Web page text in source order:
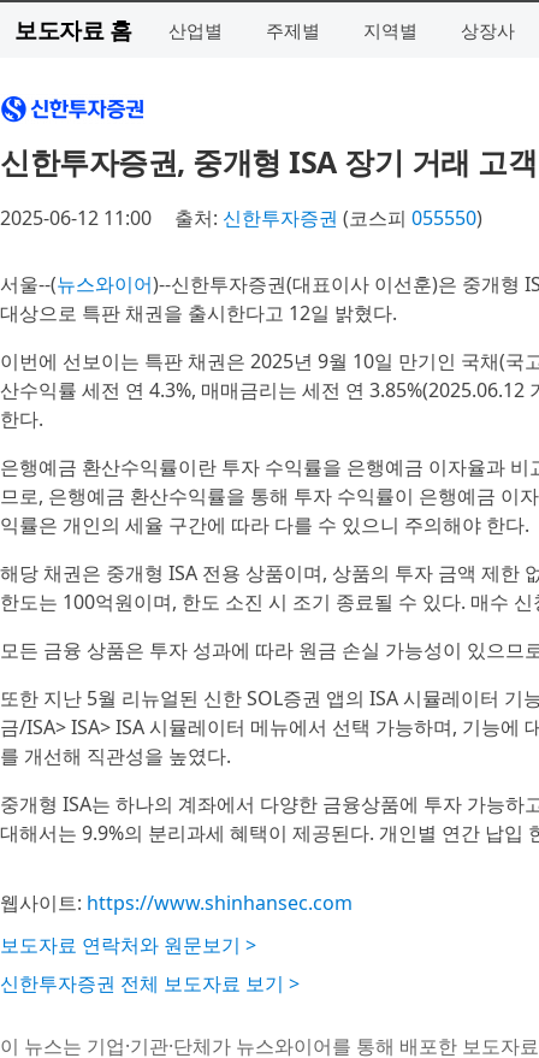
보도자료 홈 산업별 주제별 지역별 상장사
신한투자증권, 중개형 ISA 장기 거래 고객
2025-06-12 11:00 출처: 신한투자증권 (코스피 055550)
서울--(뉴스와이어)--신한투자증권(대표이사 이선훈)은 중개형
대상으로 특판 채권을 출시한다고 12일 밝혔다.
이번에 선보이는 특판 채권은 2025년 9월 10일 만기인 국채(
산수익률 세전 연 4.3%, 매매금리는 세전 연
한다.
은행예금 환산수익률이란 투자 수익률을 은행예금 이자율과
므로, 은행예금 환산수익률을 통해 투자 수익률이 은행예금 이
익률은 개인의 세율 구간에 따라 다를 수 있으니 주의해야 한다.
해당 채권은 중개형 ISA 전용 상품이며, 상품의 투자 금액 제한
한도는 100억원이며, 한도 소진 시 조기 종료될 수 있다. 매수
모든 금융 상품은 투자 성과에 따라 원금 손실 가능성이 있으므
또한 지난 5월 리뉴얼된 신한 SOL증권 앱의 ISA 시뮬레이터
금/ISA> ISA> ISA 시뮬레이터 메뉴에서 선택 가능하며, 기능
를 개선해 직관성을 높였다.
중개형 ISA는 하나의 계좌에서 다양한 금융상품에 투자 가능
대해서는 9.9%의 분리과세 혜택이 제공된다. 개인별 연간 납
웹사이트: https://www.shinhansec.com
보도자료 연락처와 원문보기 >
신한투자증권 전체 보도자료 보기 >
이 뉴스는 기업·기관·단체가 뉴스와이어를 통해 배포한 보도자